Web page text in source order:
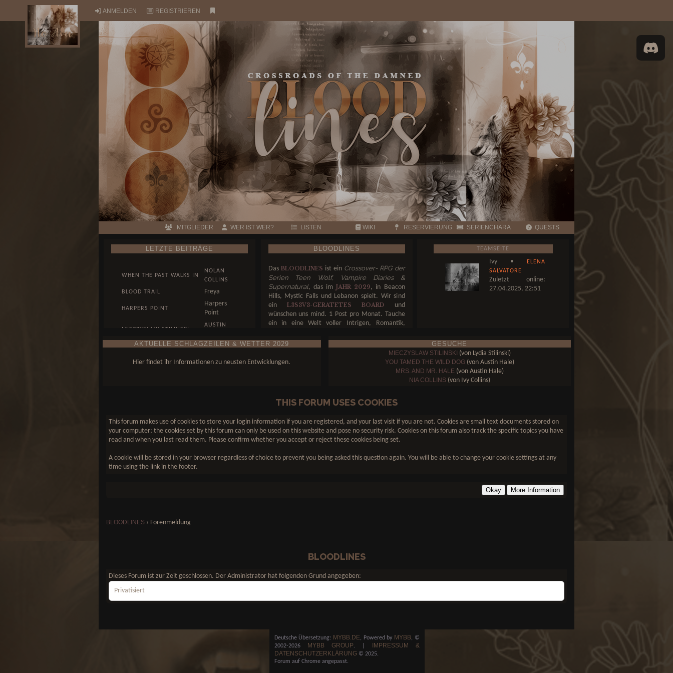
ANMELDEN REGISTRIEREN
MITGLIEDER WER IST WER? LISTEN WIKI RESERVIERUNG SERIENCHARA QUESTS
LETZTE BEITRÄGE
WHEN THE PAST WALKS IN
NOLAN
COLLINS
BLOOD TRAIL
Freya
HARPERS POINT
Harpers
Point
MIECZYSLAW STILINSKI
AUSTIN
WUNST, DENN KUNST AUSTIN
BLOODLINES
Das BLOODLINES ist ein Crossover- RPG der
Serien Teen Wolf, Vampire Diaries &
Supernatural, das im JAHR 2029, in Beacon
Hills, Mystic Falls und Lebanon spielt. Wir sind
ein L3S3V3-GERATETES BOARD und
wünschen uns mind. 1 Post pro Monat. Tauche
ein in eine Welt voller Intrigen, Romantik,
auf welcher Seite du stehst – und ob du die Welt
retten oder ins Verderben stürzen willst.
TEAMSEITE
Ivy •
ELENA
SALVATORE
Zuletzt online:
27.04.2025, 22:51
AKTUELLE SCHLAGZEILEN & WETTER 2029
Hier findet ihr Informationen zu neusten Entwicklungen.
GESUCHE
MIECZYSLAW STILINSKI (von Lydia Stilinski)
YOU TAMED THE WILD DOG(von Austin Hale)
MRS. AND MR. HALE(von Austin Hale)
NIA COLLINS(von Ivy Collins)
DAMON SALVATORE
THE HEARTBEAT OF MYSTIC FALLS
THIS FORUM USES COOKIES
This forum makes use of cookies to store your login information if you are registered, and your last visit if you are not. Cookies are small text documents stored on
your computer; the cookies set by this forum can only be used on this website and pose no security risk. Cookies on this forum also track the specific topics you have
read and when you last read them. Please confirm whether you accept or reject these cookies being set.
A cookie will be stored in your browser regardless of choice to prevent you being asked this question again. You will be able to change your cookie settings at any
time using the link in the footer.
BLOODLINES › Forenmeldung
BLOODLINES
Dieses Forum ist zur Zeit geschlossen. Der Administrator hat folgenden Grund angegeben:
Privatisiert
Deutsche Übersetzung: MYBB.DE, Powered by MYBB, ©
2002-2026
MYBB GROUP.
IMPRESSUM &
DATENSCHUTZERKLÄRUNG© 2025.
Forum auf Chrome angepasst.